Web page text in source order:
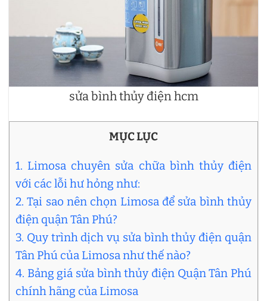
sửa bình thủy điện hcm
MỤC LỤC
1. Limosa chuyên sửa chữa bình thủy điện
với các lỗi hư hỏng như:
2. Tại sao nên chọn Limosa để sửa bình thủy
điện quận Tân Phú?
3. Quy trình dịch vụ sửa bình thủy điện quận
Tân Phú của Limosa như thế nào?
4. Bảng giá sửa bình thủy điện Quận Tân Phú
chính hãng của Limosa